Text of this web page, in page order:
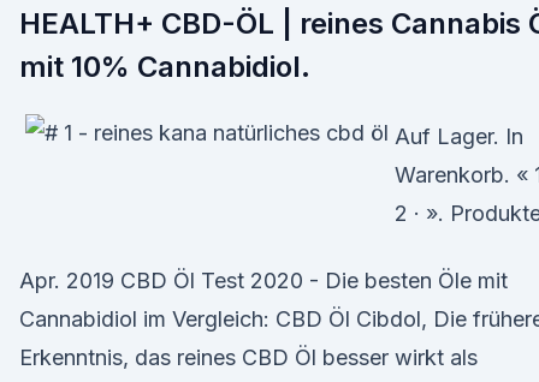
HEALTH+ CBD-ÖL | reines Cannabis
mit 10% Cannabidiol.
Auf Lager. In
Warenkorb. «
2 · ».
Apr. 2019 CBD Öl Test 2020 - Die besten Öle mit
Cannabidiol im Vergleich: CBD Öl Cibdol, Die
Erkenntnis, das reines CBD Öl besser wirkt als